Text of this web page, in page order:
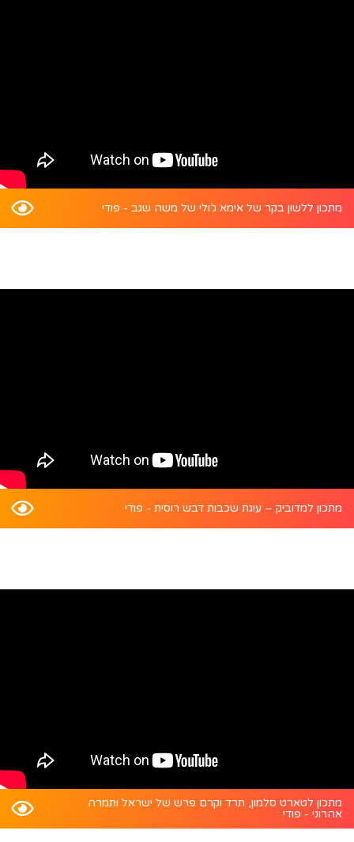
מתכון ללשון בקר של אימא ג’ולי של משה שגב - פודי
מתכון למדוביק – עוגת שכבות דבש רוסית - פודי
מתכון לטארט סלמון, תרד וקרם פרש של ישראל ותמרה
אהרוני - פודי